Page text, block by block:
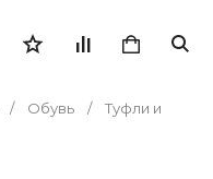
Обувь
Туфли и